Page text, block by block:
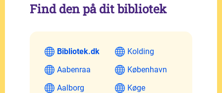
Find den på dit bibliotek
Bibliotek.dk
Aabenraa
Aalborg
Kolding
København
Køge